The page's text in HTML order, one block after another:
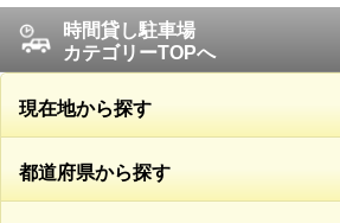
時間貸し駐車場
カテゴリーTOPへ
現在地から探す
都道府県から探す